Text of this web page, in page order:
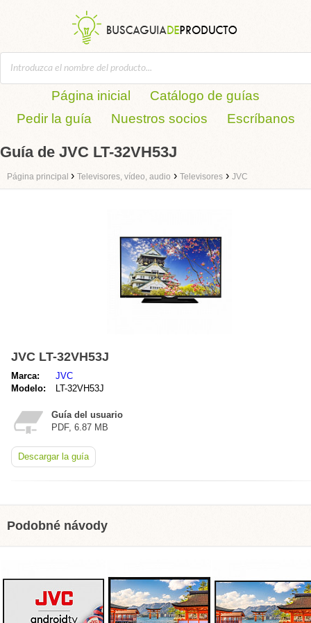
Página inicial
Catálogo de guías
Pedir la guía
Nuestros socios Escríbanos
Guía de JVC LT-32VH53J
Página principal › Televisores, vídeo, audio › Televisores › JVC
JVC LT-32VH53J
Marca:
JVC
Modelo:
LT-32VH53J
Guía del usuario
PDF, 6.87 MB
Descargar la guía
Podobné návody